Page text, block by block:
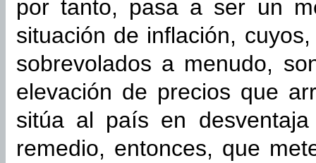
por tanto, pasa a ser un
situación de inflación,
sobrevolados a menudo,
elevación de precios que
sitúa al país en
remedio, entonces, que